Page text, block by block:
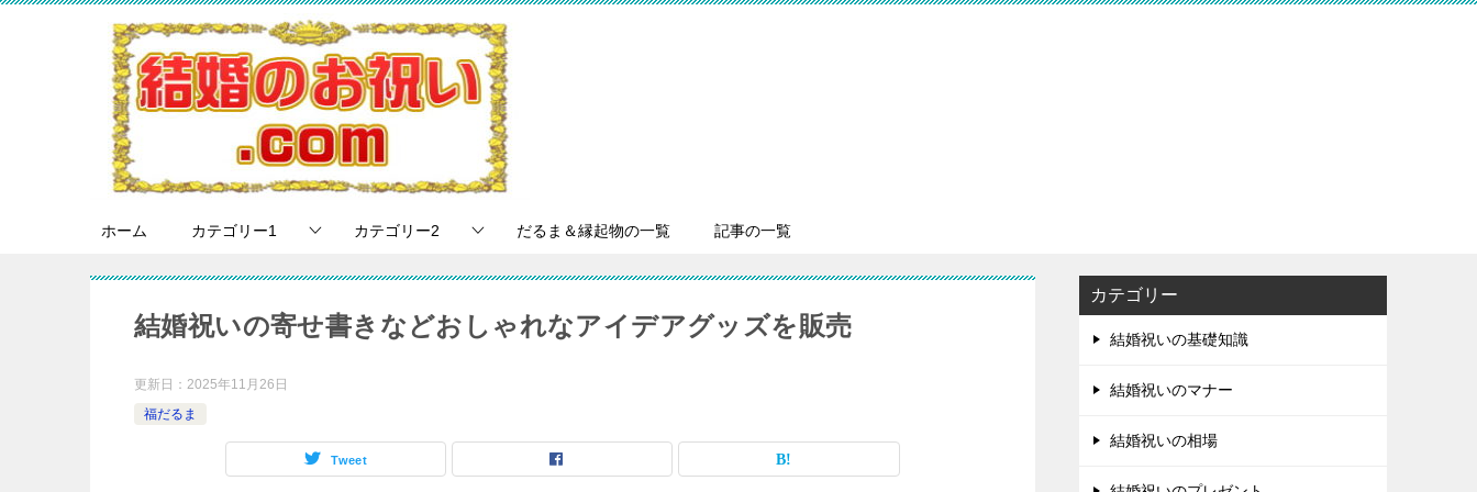
ホーム カテゴリー1 カテゴリー2 だるま＆縁起物の一覧 記事の一覧
結婚祝いの寄せ書きなどおしゃれなアイデアグッズを販売
更新日： 2025年11月26日
福だるま
Tweet
カテゴリー
結婚祝いの基礎知識
結婚祝いのマナー
結婚祝いの相場